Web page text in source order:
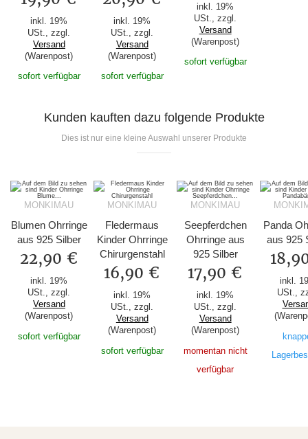
inkl. 19%
USt., zzgl.
Versand
(Warenpost)
sofort verfügbar
inkl. 19%
USt., zzgl.
Versand
(Warenpost)
sofort verfügbar
inkl. 19%
USt., zzgl.
Versand
(Warenpost)
sofort verfügbar
Kunden kauften dazu folgende Produkte
Dies ist nur eine kleine Auswahl unserer Produkte
MONKIMAU
Blumen Ohrringe
aus 925 Silber
22,90 €
inkl. 19%
USt., zzgl.
Versand
(Warenpost)
sofort verfügbar
MONKIMAU
Fledermaus
Kinder Ohrringe
Chirurgenstahl
16,90 €
inkl. 19%
USt., zzgl.
Versand
(Warenpost)
sofort verfügbar
MONKIMAU
Seepferdchen
Ohrringe aus
925 Silber
17,90 €
inkl. 19%
USt., zzgl.
Versand
(Warenpost)
momentan nicht
verfügbar
Panda
aus 925
inkl.
USt.,